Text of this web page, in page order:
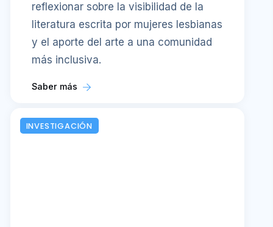
reflexionar sobre la visibilidad de la
literatura escrita por mujeres lesbianas
y el aporte del arte a una comunidad
más inclusiva.
Saber más
INVESTIGACIÓN